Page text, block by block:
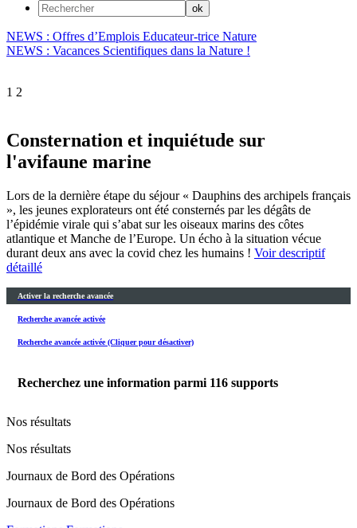
NEWS : Offres d’Emplois Educateur-trice Nature
NEWS : Vacances Scientifiques dans la Nature !
1 2
Consternation et inquiétude sur
l'avifaune marine
Lors de la dernière étape du séjour « Dauphins des archipels français
», les jeunes explorateurs ont été consternés par les dégâts de
l’épidémie virale qui s’abat sur les oiseaux marins des côtes
atlantique et Manche de l’Europe. Un écho à la situation vécue
durant deux ans avec la covid chez les humains ! Voir descriptif
détaillé
Activer la recherche avancée
Recherche avancée activée
Recherche avancée activée (Cliquer pour désactiver)
Recherchez une information parmi 116 supports
Nos résultats
Nos résultats
Journaux de Bord des Opérations
Journaux de Bord des Opérations